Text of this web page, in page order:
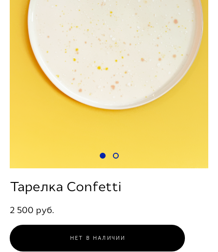
Тарелка Confetti
2 500 pуб.
НЕТ В НАЛИЧИИ